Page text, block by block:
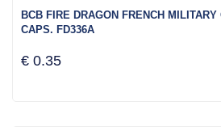
BCB FIRE DRAGON FRENCH
CAPS. FD336A
€ 0.35